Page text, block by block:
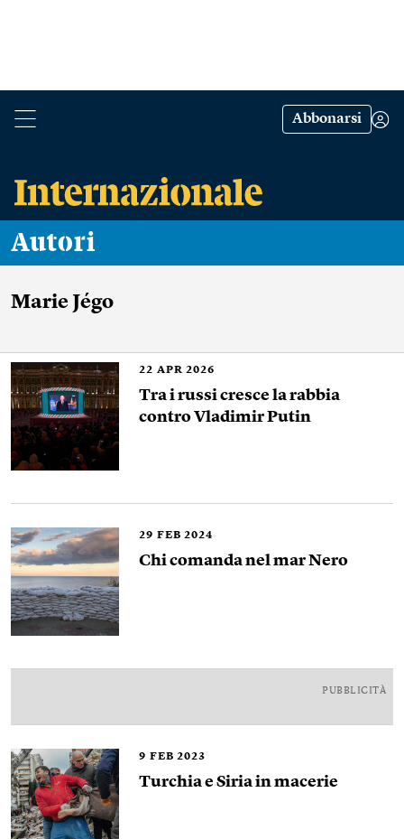
Abbonarsi
Autori
Marie Jégo
22 APR 2026
Tra i russi cresce la rabbia
contro Vladimir Putin
29 FEB 2024
Chi comanda nel mar Nero
PUBBLICITÀ
9 FEB 2023
Turchia e Siria in macerie